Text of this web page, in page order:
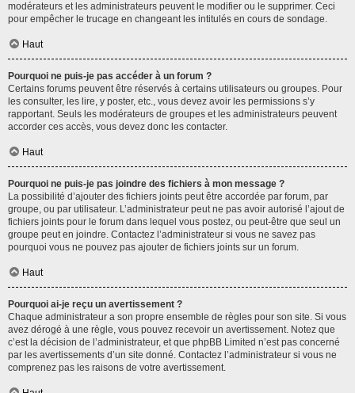
modérateurs et les administrateurs peuvent le modifier ou le supprimer. Ceci
pour empêcher le trucage en changeant les intitulés en cours de sondage.
Haut
Pourquoi ne puis-je pas accéder à un forum ?
Certains forums peuvent être réservés à certains utilisateurs ou groupes. Pour
les consulter, les lire, y poster, etc., vous devez avoir les permissions s’y
rapportant. Seuls les modérateurs de groupes et les administrateurs peuvent
accorder ces accès, vous devez donc les contacter.
Haut
Pourquoi ne puis-je pas joindre des fichiers à mon message ?
La possibilité d’ajouter des fichiers joints peut être accordée par forum, par
groupe, ou par utilisateur. L’administrateur peut ne pas avoir autorisé l’ajout de
fichiers joints pour le forum dans lequel vous postez, ou peut-être que seul un
groupe peut en joindre. Contactez l’administrateur si vous ne savez pas
pourquoi vous ne pouvez pas ajouter de fichiers joints sur un forum.
Haut
Pourquoi ai-je reçu un avertissement ?
Chaque administrateur a son propre ensemble de règles pour son site. Si vous
avez dérogé à une règle, vous pouvez recevoir un avertissement. Notez que
c’est la décision de l’administrateur, et que phpBB Limited n’est pas concerné
par les avertissements d’un site donné. Contactez l’administrateur si vous ne
comprenez pas les raisons de votre avertissement.